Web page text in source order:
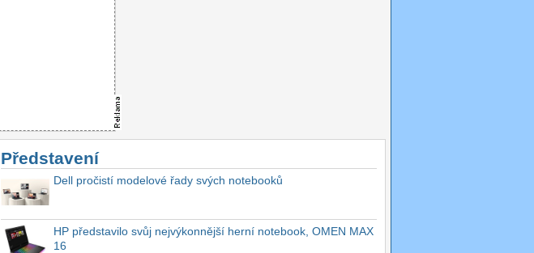
Představení
Dell pročistí modelové řady svých notebooků
HP představilo svůj nejvýkonnější herní notebook, OMEN MAX
16